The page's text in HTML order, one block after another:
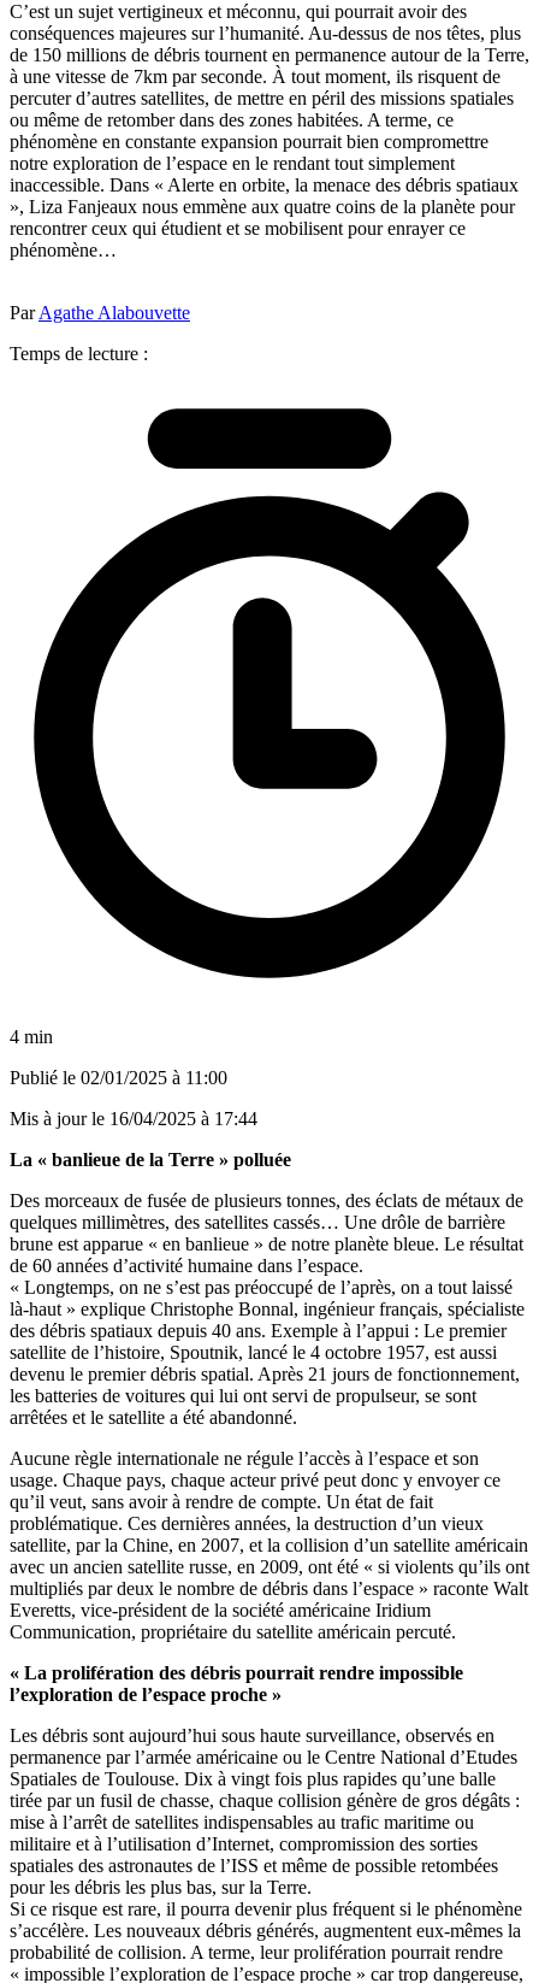
C’est un sujet vertigineux et méconnu, qui pourrait avoir des
conséquences majeures sur l’humanité. Au-dessus de nos têtes, plus
de 150 millions de débris tournent en permanence autour de la Terre,
à une vitesse de 7km par seconde. À tout moment, ils risquent de
percuter d’autres satellites, de mettre en péril des missions spatiales
ou même de retomber dans des zones habitées. A terme, ce
phénomène en constante expansion pourrait bien compromettre
notre exploration de l’espace en le rendant tout simplement
inaccessible. Dans « Alerte en orbite, la menace des débris spatiaux
», Liza Fanjeaux nous emmène aux quatre coins de la planète pour
rencontrer ceux qui étudient et se mobilisent pour enrayer ce
phénomène…
ParAgathe Alabouvette
Temps de lecture :
4 min
Publié le 02/01/2025 à 11:00
Mis à jour le 16/04/2025 à 17:44
La « banlieue de la Terre » polluée
Des morceaux de fusée de plusieurs tonnes, des éclats de métaux de
quelques millimètres, des satellites cassés… Une drôle de barrière
brune est apparue « en banlieue » de notre planète bleue. Le résultat
de 60 années d’activité humaine dans l’espace.
« Longtemps, on ne s’est pas préoccupé de l’après, on a tout laissé
là-haut » explique Christophe Bonnal, ingénieur français, spécialiste
des débris spatiaux depuis 40 ans. Exemple à l’appui : Le premier
satellite de l’histoire, Spoutnik, lancé le 4 octobre 1957, est aussi
devenu le premier débris spatial. Après 21 jours de fonctionnement,
les batteries de voitures qui lui ont servi de propulseur, se sont
arrêtées et le satellite a été abandonné.
Aucune règle internationale ne régule l’accès à l’espace et son
usage. Chaque pays, chaque acteur privé peut donc y envoyer ce
qu’il veut, sans avoir à rendre de compte. Un état de fait
problématique. Ces dernières années, la destruction d’un vieux
satellite, par la Chine, en 2007, et la collision d’un satellite américain
avec un ancien satellite russe, en 2009, ont été « si violents qu’ils ont
multipliés par deux le nombre de débris dans l’espace » raconte Walt
Everetts, vice-président de la société américaine Iridium
Communication, propriétaire du satellite américain percuté.
« La prolifération des débris pourrait rendre impossible
l’exploration de l’espace proche »
Les débris sont aujourd’hui sous haute surveillance, observés en
permanence par l’armée américaine ou le Centre National d’Etudes
Spatiales de Toulouse. Dix à vingt fois plus rapides qu’une balle
tirée par un fusil de chasse, chaque collision génère de gros dégâts :
mise à l’arrêt de satellites indispensables au trafic maritime ou
militaire et à l’utilisation d’Internet, compromission des sorties
spatiales des astronautes de l’ISS et même de possible retombées
pour les débris les plus bas, sur la Terre.
Si ce risque est rare, il pourra devenir plus fréquent si le phénomène
s’accélère. Les nouveaux débris générés, augmentent eux-mêmes la
probabilité de collision. A terme, leur prolifération pourrait rendre
« impossible l’exploration de l’espace proche » car trop dangereuse,